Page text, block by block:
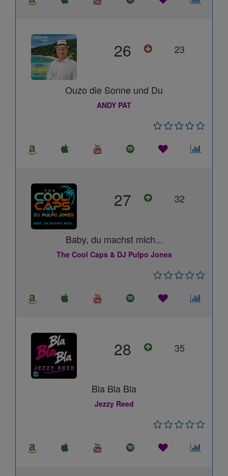
26 23
Ouzo die Sonne und Du
ANDY PAT
27 32
Baby, du machst mich...
The Cool Caps & DJ Pulpo Jones
28 35
Bla Bla Bla
Jezzy Reed